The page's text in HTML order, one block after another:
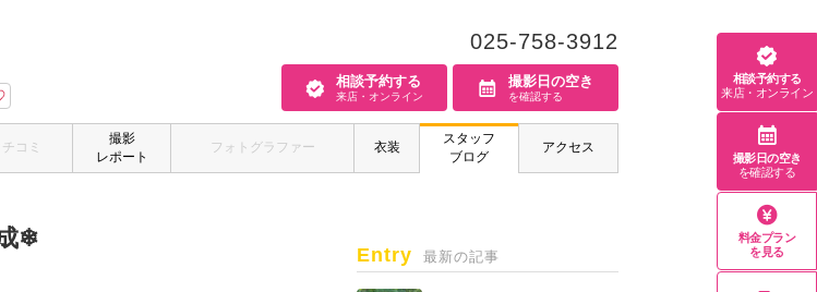
025-758-3912
相談予約する
来店・オンライン
撮影日の空き
を確認する
チコミ
撮影
レポート
フォトグラファー 衣装
スタッフ
ブログ
アクセス
❄
Entry 最新の記事
相談予約する
来店・オンライン
撮影日の空き
を確認する
料金プラン
を見る